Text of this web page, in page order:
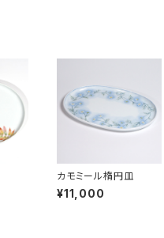
カモミール楕円皿
¥11,000